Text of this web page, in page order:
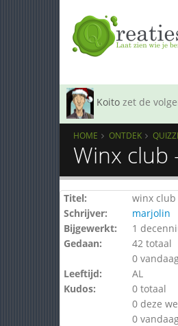
Koito zet de
HOME ONTDEK
Winx club
Titel:
winx club
Schrijver:
marjolin
Bijgewerkt:
1
Gedaan:
42 totaal
0
Leeftijd:
AL
Kudos:
0 totaal
0 deze
0